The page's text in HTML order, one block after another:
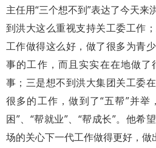
主任用“三个想不到”表达了今天来
到洪大这么重视支持关工委工作
工作做得这么好，做了很多为青
事的工作，而且实实在在地做
事；三是想不到洪大集团关工委
很多的工作，做到了“五帮”并举
困”、“帮就业”、“帮成长”。他希
场的关心下一代工作做得更好，做